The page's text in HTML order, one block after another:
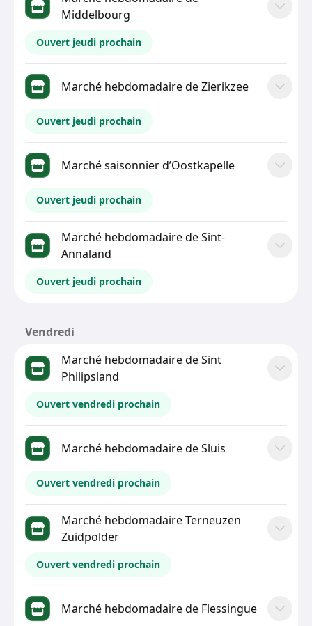
Middelbourg
Ouvert jeudi prochain
Marché hebdomadaire de Zierikzee
Ouvert jeudi prochain
Marché saisonnier d’Oostkapelle
Ouvert jeudi prochain
Marché hebdomadaire de Sint-
Annaland
Ouvert jeudi prochain
Vendredi
Marché hebdomadaire de Sint
Philipsland
Ouvert vendredi prochain
Marché hebdomadaire de Sluis
Ouvert vendredi prochain
Marché hebdomadaire Terneuzen
Zuidpolder
Ouvert vendredi prochain
Marché hebdomadaire de Flessingue